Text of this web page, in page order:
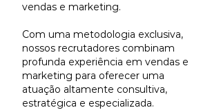
vendas e marketing.
Com uma metodologia exclusiva,
nossos recrutadores combinam
profunda experiência em vendas e
marketing para oferecer uma
atuação altamente consultiva,
estratégica e especializada.